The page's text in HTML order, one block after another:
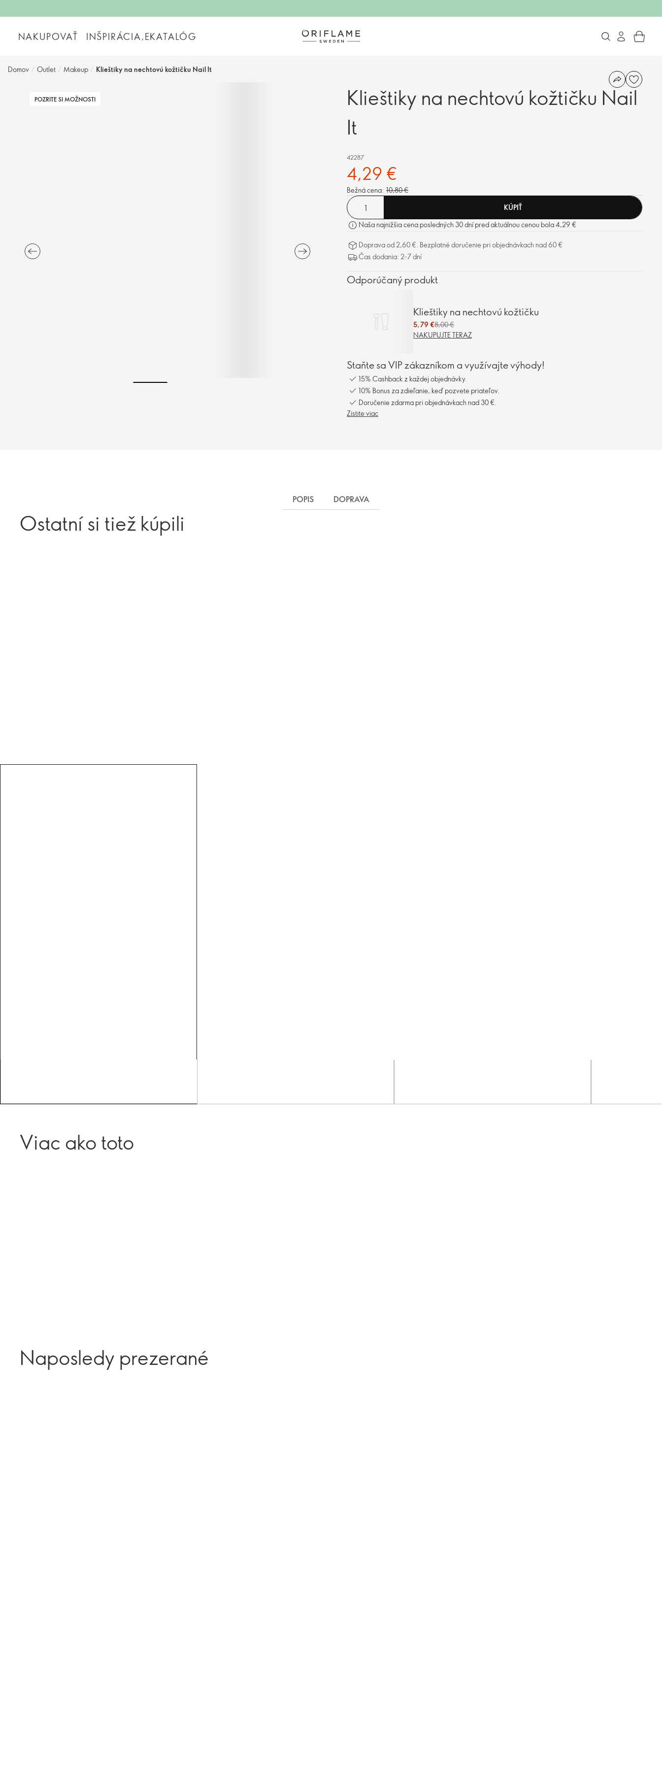
NAKUPOVAŤ INŠPIRÁCIA,EKATALÓG
Domov / Outlet / Makeup / Klieštiky na nechtovú kožtičku Nail It
POZRITE SI MOŽNOSTI
Klieštiky na nechtovú kožtičku Nail
It
42287
4,29 €
Bežná cena: 10,80 €
KÚPIŤ
Naša najnižšia cena posledných 30 dní pred aktuálnou cenou bola 4,29 €
Doprava od 2,60 €. Bezplatné doručenie pri objednávkach nad 60 €
Čas dodania: 2-7 dní
Odporúčaný produkt
Klieštiky na nechtovú kožtičku
5,79 €8,00 €
NAKUPUJTE TERAZ
Staňte sa VIP zákazníkom a využívajte výhody!
15% Cashback z každej objednávky.
10% Bonus za zdieľanie, keď pozvete priateľov.
Doručenie zdarma pri objednávkach nad 30 €.
Zistite viac
POPIS DOPRAVA
Ostatní si tiež kúpili
Viac ako toto
Naposledy prezerané